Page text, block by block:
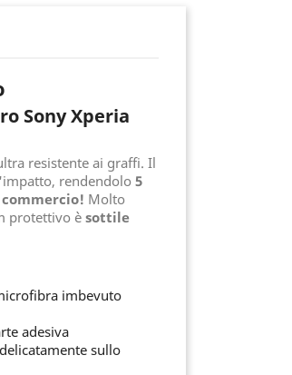
Sony Xperia
resistente ai graffi. Il
rendendolo 5
Molto
protettivo èsottile
imbevuto
adesiva
sullo